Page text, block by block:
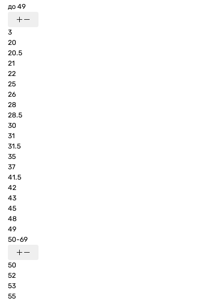
до 49
3
20
20.5
21
22
25
26
28
28.5
30
31
31.5
35
37
41.5
42
43
45
48
49
50-69
50
52
53
55